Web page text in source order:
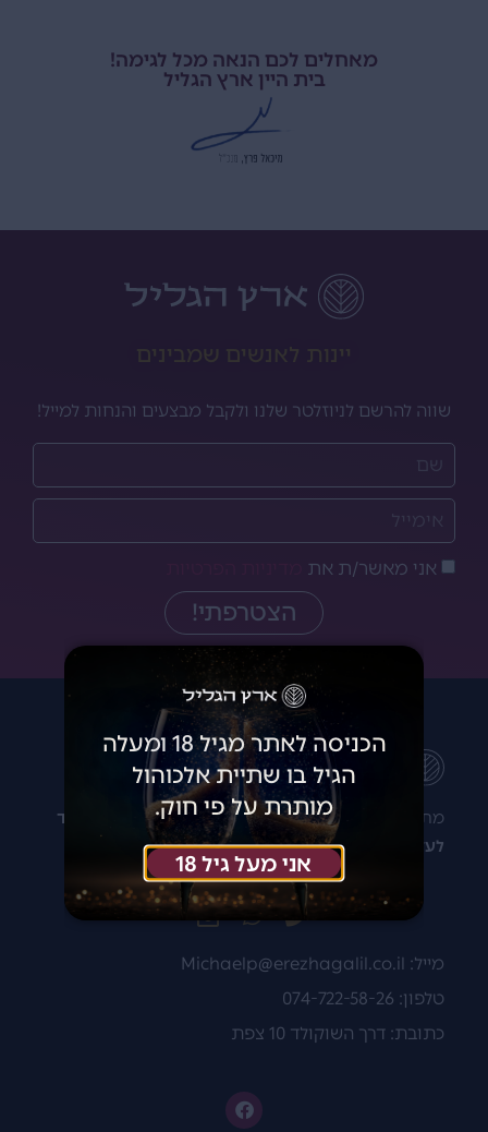
מאחלים לכם הנאה מכל לגימה!
בית היין ארץ הגליל
יינות לאנשים שמבינים
שווה להרשם לניוזלטר שלנו ולקבל מבצעים והנחות למייל!
אני מאשר/ת את
הצטרפתי!
מתלבטים איזה יין לקנות? רוצים להתייעץ? נשמח מאוד
לעזור לכם!
מייל: Michaelp@erezhagalil.co.il
טלפון: 074-722-58-26
כתובת: דרך השוקולד 10 צפת
הכניסה לאתר מגיל 18 ומעלה
הגיל בו שתיית אלכוהול
מותרת על פי חוק.
אני מעל גיל 18